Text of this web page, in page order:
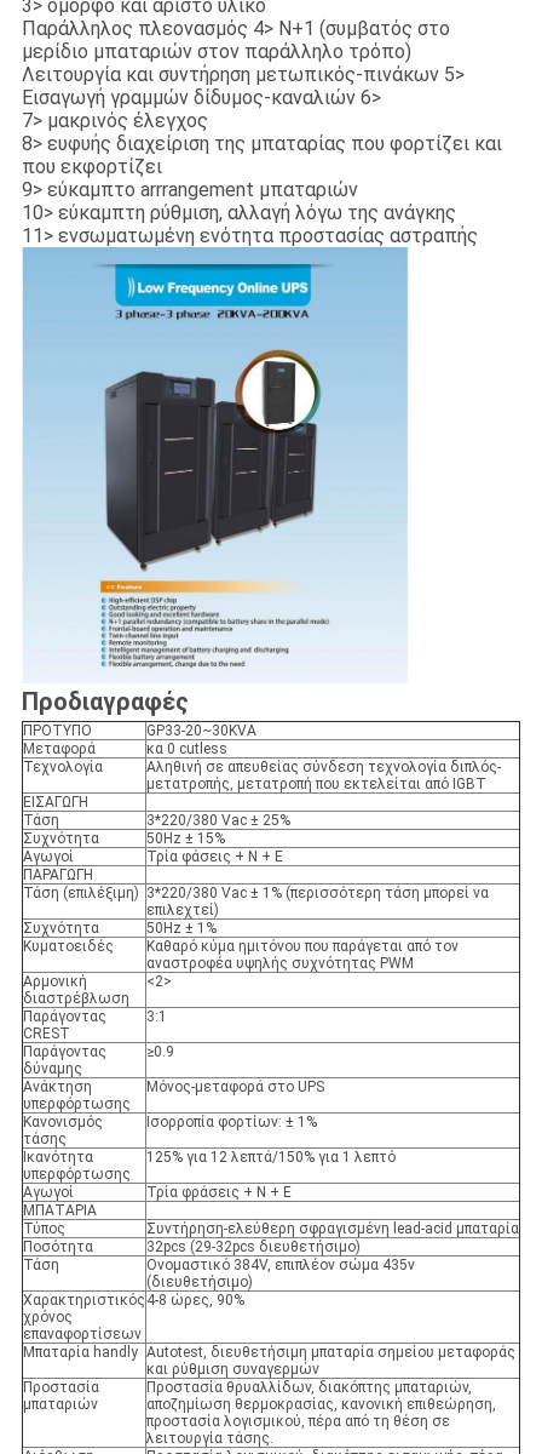
3> όμορφο και άριστο υλικό
Παράλληλος πλεονασμός 4> N+1 (συμβατός στο
μερίδιο μπαταριών στον παράλληλο τρόπο)
Λειτουργία και συντήρηση μετωπικός-πινάκων 5>
Εισαγωγή γραμμών δίδυμος-καναλιών 6>
7> μακρινός έλεγχος
8> ευφυής διαχείριση της μπαταρίας που φορτίζει και
που εκφορτίζει
9> εύκαμπτο arrrangement μπαταριών
10> εύκαμπτη ρύθμιση, αλλαγή λόγω της ανάγκης
11> ενσωματωμένη ενότητα προστασίας αστραπής
Προδιαγραφές
ΠΡΟΤΥΠΟ
GP33-20~30KVA
Μεταφορά
κα 0 cutless
Τεχνολογία
Αληθινή σε απευθείας σύνδεση τεχνολογία διπλός-
μετατροπής, μετατροπή που εκτελείται από IGBT
ΕΙΣΑΓΩΓΗ
Τάση
3*220/380 Vac ± 25%
Συχνότητα
50Hz ± 15%
Αγωγοί
Τρία φάσεις + Ν + Ε
ΠΑΡΑΓΩΓΗ
Τάση (επιλέξιμη) 3*220/380 Vac ± 1% (περισσότερη τάση μπορεί να
επιλεχτεί)
Συχνότητα
50Hz ± 1%
Κυματοειδές
Καθαρό κύμα ημιτόνου που παράγεται από τον
αναστροφέα υψηλής συχνότητας PWM
Αρμονική
διαστρέβλωση
<2>
Παράγοντας
CREST
3:1
Παράγοντας
δύναμης
≥0.9
Ανάκτηση
υπερφόρτωσης
Μόνος-μεταφορά στο UPS
Κανονισμός
τάσης
Ισορροπία φορτίων: ± 1%
Ικανότητα
υπερφόρτωσης
125% για 12 λεπτά/150% για 1 λεπτό
Αγωγοί
Τρία φράσεις + Ν + Ε
ΜΠΑΤΑΡΙΑ
Τύπος
Συντήρηση-ελεύθερη σφραγισμένη lead-acid μπαταρία
Ποσότητα
32pcs (29-32pcs διευθετήσιμο)
Τάση
Ονομαστικό 384V, επιπλέον σώμα 435v
(διευθετήσιμο)
Χαρακτηριστικός
χρόνος
επαναφορτίσεων
4-8 ώρες, 90%
Μπαταρία handly Autotest, διευθετήσιμη μπαταρία σημείου μεταφοράς
και ρύθμιση συναγερμών
Προστασία
μπαταριών
Προστασία θρυαλλίδων, διακόπτης μπαταριών,
αποζημίωση θερμοκρασίας, κανονική επιθεώρηση,
προστασία λογισμικού, πέρα από τη θέση σε
λειτουργία τάσης.